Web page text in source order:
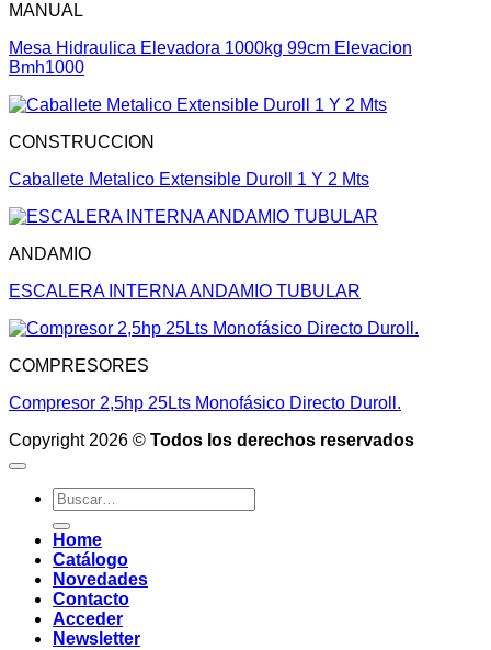
MANUAL
Mesa Hidraulica Elevadora 1000kg 99cm Elevacion
Bmh1000
CONSTRUCCION
Caballete Metalico Extensible Duroll 1 Y 2 Mts
ANDAMIO
ESCALERA INTERNA ANDAMIO TUBULAR
COMPRESORES
Compresor 2,5hp 25Lts Monofásico Directo Duroll.
Copyright 2026 © Todos los derechos reservados
Buscar
por:
Home
Catálogo
Novedades
Contacto
Acceder
Newsletter